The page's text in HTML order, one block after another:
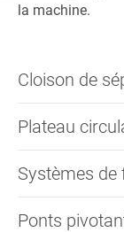
la machine.
Cloison de
Plateau
Systèmes
Ponts